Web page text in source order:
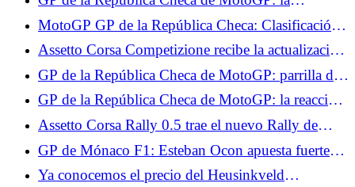
clasificación de los test, Fabio Quartararo se pierde,
Jorge Martín también
MotoGP GP de la República Checa: Clasificación
de los Libres 2, Raúl Fernández domina, Fabio
Quartararo cerca del Top 10
Assetto Corsa Competizione recibe la actualización
GTWC 2025 para PS5 y Xbox.
GP de la República Checa de MotoGP: parrilla de
salida, Ai Ogura impresionante, Fabio Quartararo
en 15º lugar
GP de la República Checa de MotoGP: la reacción
de Ai Ogura tras su primera pole position
Assetto Corsa Rally 0.5 trae el nuevo Rally de
Grecia y servidores multijugador.
GP de Mónaco F1: Esteban Ocon apuesta fuerte
por la clasificación este fin de semana
Ya conocemos el precio del Heusinkveld